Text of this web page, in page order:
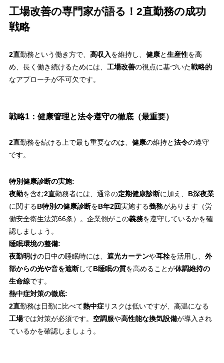
工場改善の専門家が語る！2直勤務の成功
戦略
2直勤務という働き方で、 高収入を維持し、 健康と生産性を高
め、長く働き続けるためには、 工場改善の視点に基づいた戦略的
なアプローチが不可欠です。
戦略1：健康管理と法令遵守の徹底（最重要）
2直勤務を続ける上で最も重要なのは、 健康の維持と法令の遵守
です。
特別健康診断の実施:
夜勤を含む2直勤務者には、通常の定期健康診断に加え、 B深夜業
に関するB特別の健康診断をB年2回実施する義務があります（労
働安全衛生法第66条）。企業側がこの義務を遵守しているかを確
認しましょう。
睡眠環境の整備:
夜勤明けの日中の睡眠時には、 遮光カーテンや耳栓を活用し、 外
部からの光や音を遮断してB睡眠の質を高めることが体調維持の
生命線です。
熱中症対策の徹底:
2直勤務は日勤に比べて熱中症リスクは低いですが、高温になる
工場では対策が必須です。 空調服や高性能な換気設備が導入され
ているかを確認しましょう。